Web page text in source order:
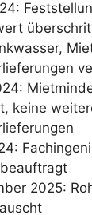
keine
beauftragt
2025: